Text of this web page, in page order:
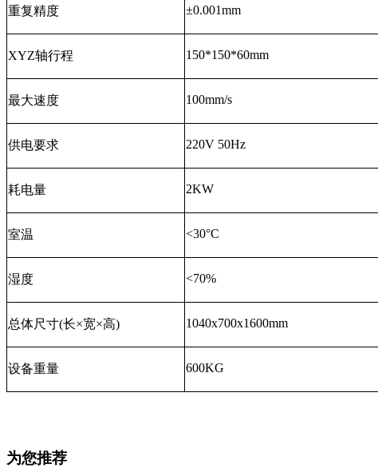
重复精度 ±0.001mm
XYZ轴行程 150*150*60mm
最大速度 100mm/s
供电要求 220V 50Hz
耗电量 2KW
室温 <30°C
湿度 <70%
总体尺寸(长×宽×高) 1040x700x1600mm
设备重量 600KG
为您推荐